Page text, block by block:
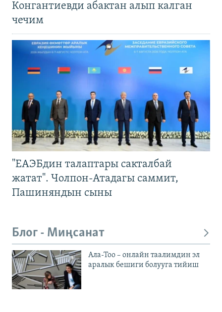
Конгантиевди абактан алып калган
чечим
"ЕАЭБдин талаптары сакталбай
жатат". Чолпон-Атадагы саммит,
Пашиняндын сыны
Блог - Миңсанат
Ала-Тоо – онлайн таалимдин эл
аралык бешиги болууга тийиш